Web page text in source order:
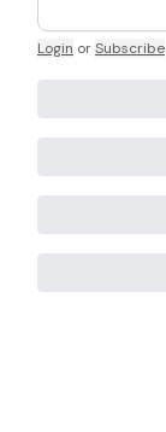
Login orSubscribe